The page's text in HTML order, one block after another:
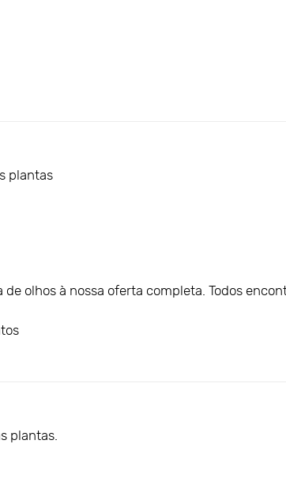
plantas
olhos à nossa oferta completa. Todos
plantas.